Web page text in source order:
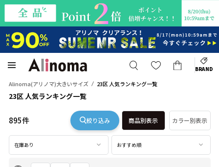
BRAND
Alinoma(アリノマ)大きいサイズ 23区 人気ランキング一覧
23区 人気ランキング一覧
895件 絞り込み 商品別表示 カラー別表示
在庫あり おすすめ順